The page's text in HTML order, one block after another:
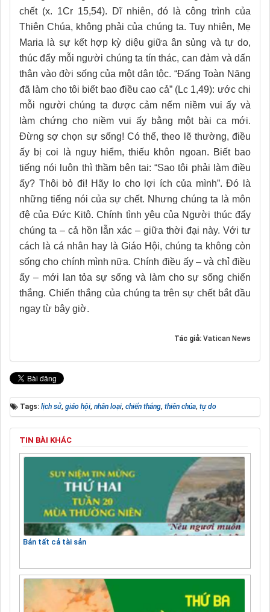
chết (x. 1Cr 15,54). Dĩ nhiên, đó là công trình của
Thiên Chúa, không phải của chúng ta. Tuy nhiên, Mẹ
Maria là sự kết hợp kỳ diệu giữa ân sủng và tự do,
thúc đẩy mỗi người chúng ta tín thác, can đảm và dấn
thân vào đời sống của một dân tộc. “Đấng Toàn Năng
đã làm cho tôi biết bao điều cao cả” (Lc 1,49): ước chi
mỗi người chúng ta được cảm nếm niềm vui ấy và
làm chứng cho niềm vui ấy bằng một bài ca mới.
Đừng sợ chọn sự sống! Có thể, theo lẽ thường, điều
ấy bị coi là nguy hiểm, thiếu khôn ngoan. Biết bao
tiếng nói luôn thì thầm bên tai: “Sao tôi phải làm điều
ấy? Thôi bỏ đi! Hãy lo cho lợi ích của mình”. Đó là
những tiếng nói của sự chết. Nhưng chúng ta là môn
đệ của Đức Kitô. Chính tình yêu của Người thúc đẩy
chúng ta – cả hồn lẫn xác – giữa thời đại này. Với tư
cách là cá nhân hay là Giáo Hội, chúng ta không còn
sống cho chính mình nữa. Chính điều ấy – và chỉ điều
ấy – mới lan tỏa sự sống và làm cho sự sống chiến
thắng. Chiến thắng của chúng ta trên sự chết bắt đầu
ngay từ bây giờ.
Tác giả: Vatican News
Tags: lịch sử, giáo hội, nhân loại, chiến thắng, thiên chúa, tự do
TIN BÀI KHÁC
Bán tất cả tài sản